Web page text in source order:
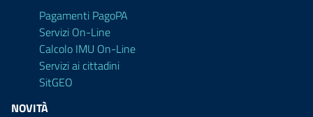
Pagamenti PagoPA
Servizi On-Line
Calcolo IMU On-Line
Servizi ai cittadini
SitGEO
NOVITÀ